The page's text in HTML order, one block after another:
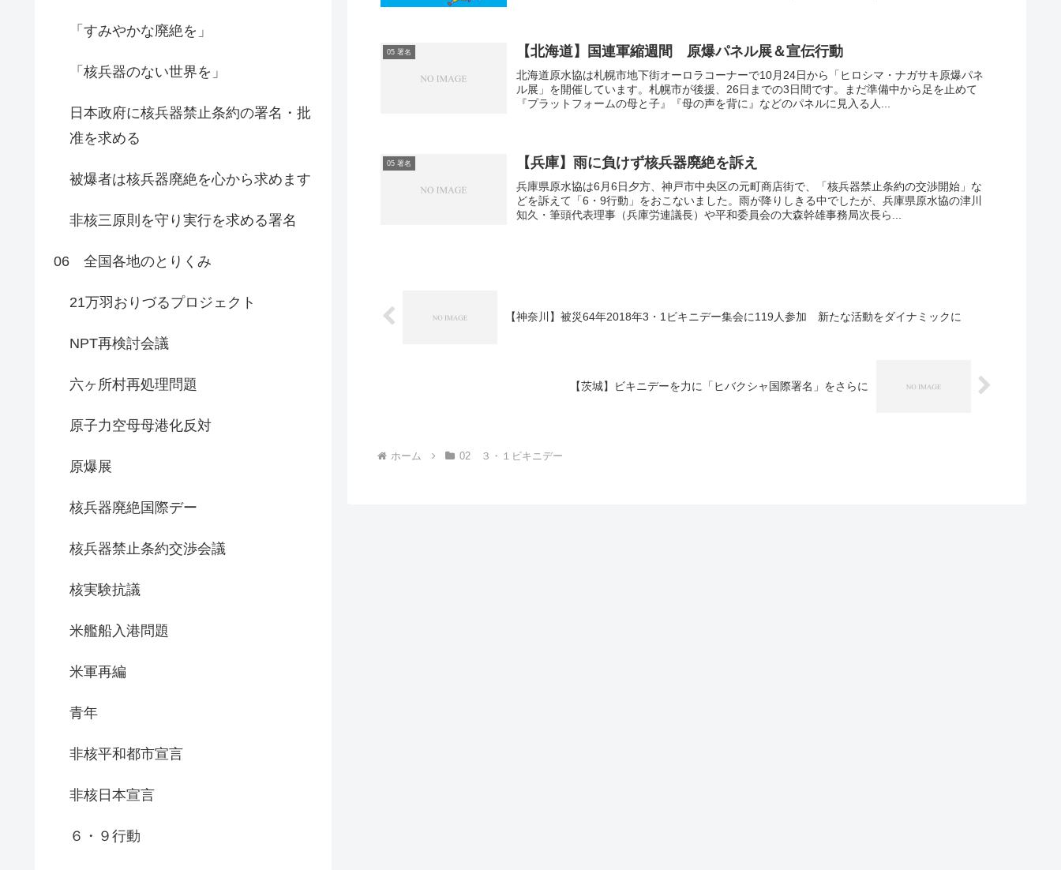
05 署名 【北海道】国連軍縮週間 原爆パネル展＆宣伝行動
北海道原水協は札幌市地下街オーロラコーナーで10月24日から「ヒロシマ・ナガサキ原爆パネ
ル展」を開催しています。札幌市が後援、26日までの3日間です。まだ準備中から足を止めて
『プラットフォームの母と子』『母の声を背に』などのパネルに見入る人...
05 署名 【兵庫】雨に負けず核兵器廃絶を訴え
兵庫県原水協は6月6日夕方、神戸市中央区の元町商店街で、「核兵器禁止条約の交渉開始」な
どを訴えて「6・9行動」をおこないました。雨が降りしきる中でしたが、兵庫県原水協の津川
知久・筆頭代表理事（兵庫労連議長）や平和委員会の大森幹雄事務局次長ら...
【神奈川】被災64年2018年3・1ビキニデー集会に119人参加 新たな活動をダイナミックに
【茨城】ビキニデーを力に「ヒバクシャ国際署名」をさらに
ホーム 02 ３・１ビキニデー
「すみやかな廃絶を」
「核兵器のない世界を」
日本政府に核兵器禁止条約の署名・批
准を求める
被爆者は核兵器廃絶を心から求めます
非核三原則を守り実行を求める署名
06 全国各地のとりくみ
21万羽おりづるプロジェクト
NPT再検討会議
六ヶ所村再処理問題
原子力空母母港化反対
原爆展
核兵器廃絶国際デー
核兵器禁止条約交渉会議
核実験抗議
米艦船入港問題
米軍再編
青年
非核平和都市宣言
非核日本宣言
６・９行動